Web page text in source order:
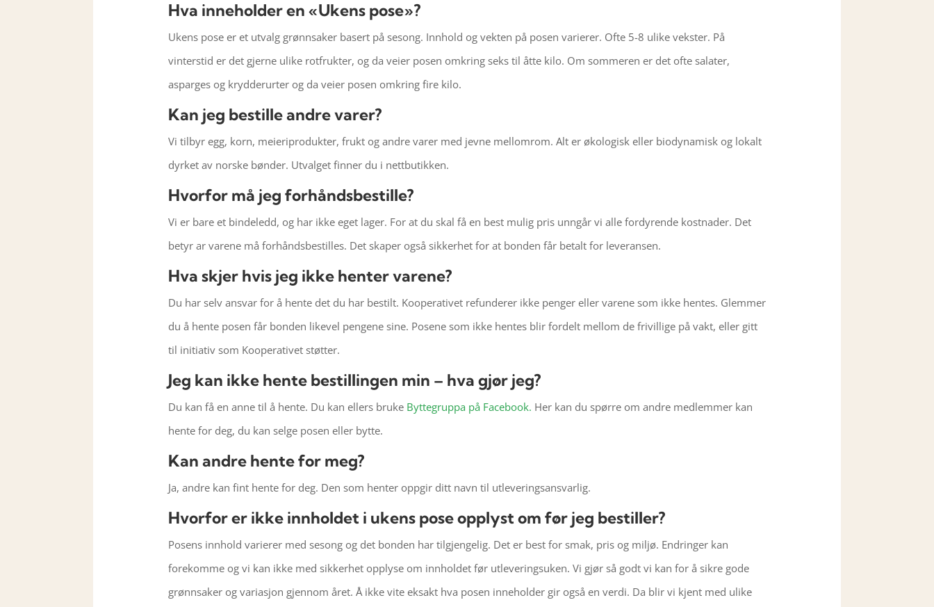
Hva inneholder en «Ukens pose»?
Ukens pose er et utvalg grønnsaker basert på sesong. Innhold og vekten på posen varierer. Ofte 5-8 ulike vekster. På
vinterstid er det gjerne ulike rotfrukter, og da veier posen omkring seks til åtte kilo. Om sommeren er det ofte salater,
asparges og krydderurter og da veier posen omkring fire kilo.
Kan jeg bestille andre varer?
Vi tilbyr egg, korn, meieriprodukter, frukt og andre varer med jevne mellomrom. Alt er økologisk eller biodynamisk og lokalt
dyrket av norske bønder. Utvalget finner du i nettbutikken.
Hvorfor må jeg forhåndsbestille?
Vi er bare et bindeledd, og har ikke eget lager. For at du skal få en best mulig pris unngår vi alle fordyrende kostnader. Det
betyr ar varene må forhåndsbestilles. Det skaper også sikkerhet for at bonden får betalt for leveransen.
Hva skjer hvis jeg ikke henter varene?
Du har selv ansvar for å hente det du har bestilt. Kooperativet refunderer ikke penger eller varene som ikke hentes. Glemmer
du å hente posen får bonden likevel pengene sine. Posene som ikke hentes blir fordelt mellom de frivillige på vakt, eller gitt
til initiativ som Kooperativet støtter.
Jeg kan ikke hente bestillingen min – hva gjør jeg?
Du kan få en anne til å hente. Du kan ellers bruke Byttegruppa på Facebook. Her kan du spørre om andre medlemmer kan
hente for deg, du kan selge posen eller bytte.
Kan andre hente for meg?
Ja, andre kan fint hente for deg. Den som henter oppgir ditt navn til utleveringsansvarlig.
Hvorfor er ikke innholdet i ukens pose opplyst om før jeg bestiller?
Posens innhold varierer med sesong og det bonden har tilgjengelig. Det er best for smak, pris og miljø. Endringer kan
forekomme og vi kan ikke med sikkerhet opplyse om innholdet før utleveringsuken. Vi gjør så godt vi kan for å sikre gode
grønnsaker og variasjon gjennom året. Å ikke vite eksakt hva posen inneholder gir også en verdi. Da blir vi kjent med ulike